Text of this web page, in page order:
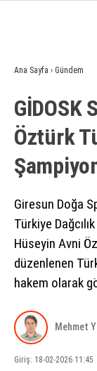
GÜNDEM
EKONOMI
SIYASET
ASAYIŞ
SPOR
YAŞAM
EĞITIM
SAĞLIK
KÜLTÜR SANAT
Ana Sayfa › Gündem
GİDOSK
Öztürk
Giresun Doğa
Türkiye
Hüseyin Avni
düzenlenen
hakem olarak
Mehmet
Giriş: 18-02-2026 11:45